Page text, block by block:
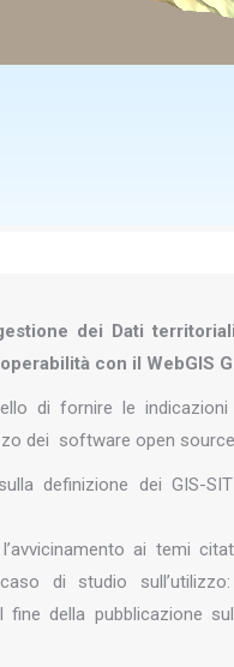
dei Dati
con il WebGIS
di fornire le
dei software open
definizione dei GIS-
ai temi
di studio
fine della pubblicazione